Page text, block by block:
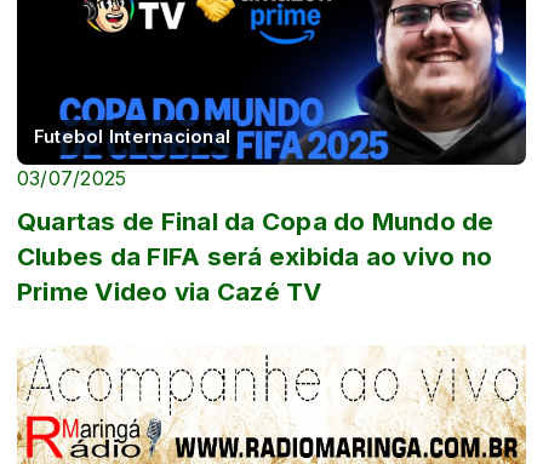
Futebol Internacional
03/07/2025
Quartas de Final da Copa do Mundo de
Clubes da FIFA será exibida ao vivo no
Prime Video via Cazé TV